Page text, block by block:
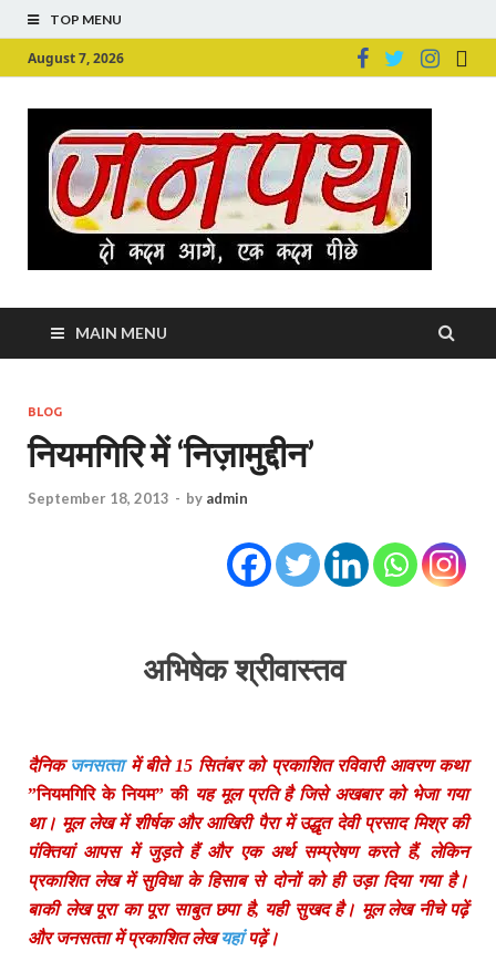
TOP MENU
August 7, 2026
MAIN MENU
BLOG
नियमगिरि में ‘निज़ामुद्दीन’
September 18, 2013 - by admin
अभिषेक श्रीवास्‍तव
दैनिकजनसत्‍ता में बीते 15 सितंबर को प्रकाशित रविवारी आवरण कथा
”नियमगिरि के नियम” की यह मूल प्रति है जिसे अखबार को भेजा गया
था। मूल लेख में शीर्षक और आखिरी पैरा में उद्धृत देवी प्रसाद मिश्र की
पंक्तियां आपस में जुड़ते हैं और एक अर्थ सम्‍प्रेषण करते हैं, लेकिन
प्रकाशित लेख में सुविधा के हिसाब से दोनों को ही उड़ा दिया गया है।
बाकी लेख पूरा का पूरा साबुत छपा है, यही सुखद है। मूल लेख नीचे पढ़ें
और जनसत्‍ता में प्रकाशित लेखयहांपढ़ें।